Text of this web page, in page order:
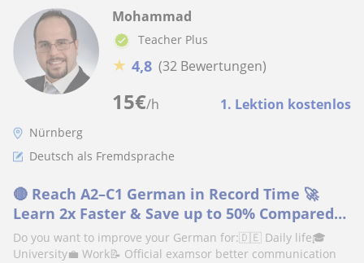
15€/h 1. Lektion kostenlos
Mohammad
Teacher Plus
★ 4,8 (32 Bewertungen)
Nürnberg
Deutsch als Fremdsprache
🔴 Reach A2–C1 German in Record Time 🚀
Learn 2x Faster & Save up to 50% Compared
to other Courses ✅ Personalized Study Plan &
Proven Exam Preparation
Do you want to improve your German for:🇩🇪 Daily life🎓
University💼 Work📝 Official examsor better communication